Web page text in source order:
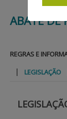
INFORMAÇÕES
ESTATÍSTICAS
ABATE DE
REGRAS E
| LEGISLAÇÃO